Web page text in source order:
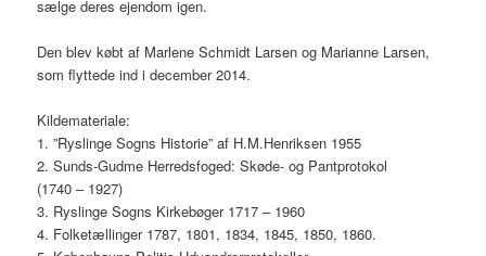
sælge deres ejendom igen.
Den blev købt af Marlene Schmidt Larsen og Marianne Larsen,
som flyttede ind i december 2014.
Kildemateriale:
1. ”Ryslinge Sogns Historie” af H.M.Henriksen 1955
2. Sunds-Gudme Herredsfoged: Skøde- og Pantprotokol
(1740 – 1927)
3. Ryslinge Sogns Kirkebøger 1717 – 1960
4. Folketællinger 1787, 1801, 1834, 1845, 1850, 1860.